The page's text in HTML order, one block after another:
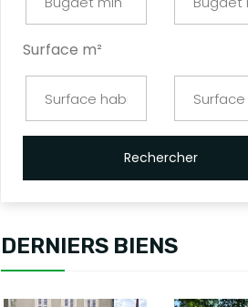
Surface m²
Rechercher
DERNIERS BIENS